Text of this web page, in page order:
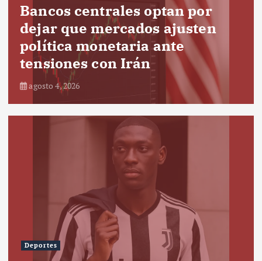
Bancos centrales optan por
dejar que mercados ajusten
política monetaria ante
tensiones con Irán
agosto 4, 2026
Deportes